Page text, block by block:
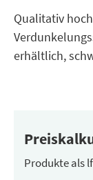
Qualitativ
erhältlich,
Produkte als